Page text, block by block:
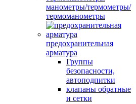
манометры/термометры/
термоманометры
предохранительная
арматура
Группы
безопасности,
автоподпитки
клапаны обратные
и сетки